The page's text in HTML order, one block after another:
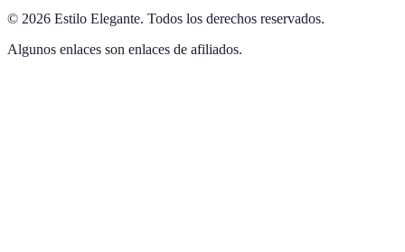
© 2026 Estilo Elegante. Todos los derechos reservados.
Algunos enlaces son enlaces de afiliados.